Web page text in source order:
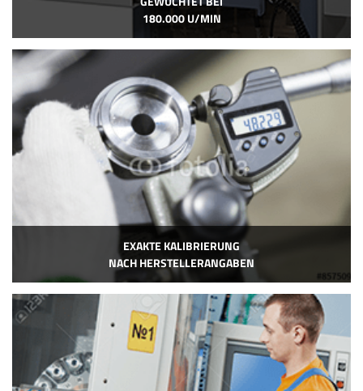
180.000 U/MIN
EXAKTE KALIBRIERUNG
NACH HERSTELLERANGABEN